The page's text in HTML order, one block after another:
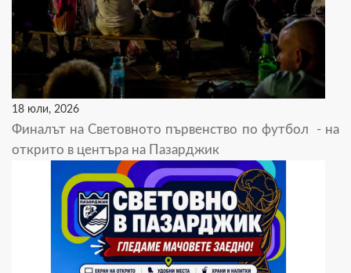
18 юли, 2026
Финалът на Световното първенство по футбол - на
открито в центъра на Пазарджик